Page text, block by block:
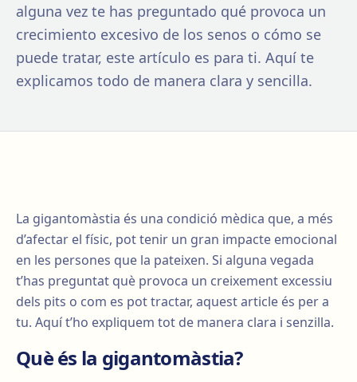
alguna vez te has preguntado qué provoca un
crecimiento excesivo de los senos o cómo se
puede tratar, este artículo es para ti. Aquí te
explicamos todo de manera clara y sencilla.
La gigantomàstia és una condició mèdica que, a més
d’afectar el físic, pot tenir un gran impacte emocional
en les persones que la pateixen. Si alguna vegada
t’has preguntat què provoca un creixement excessiu
dels pits o com es pot tractar, aquest article és per a
tu. Aquí t’ho expliquem tot de manera clara i senzilla.
Què és la gigantomàstia?